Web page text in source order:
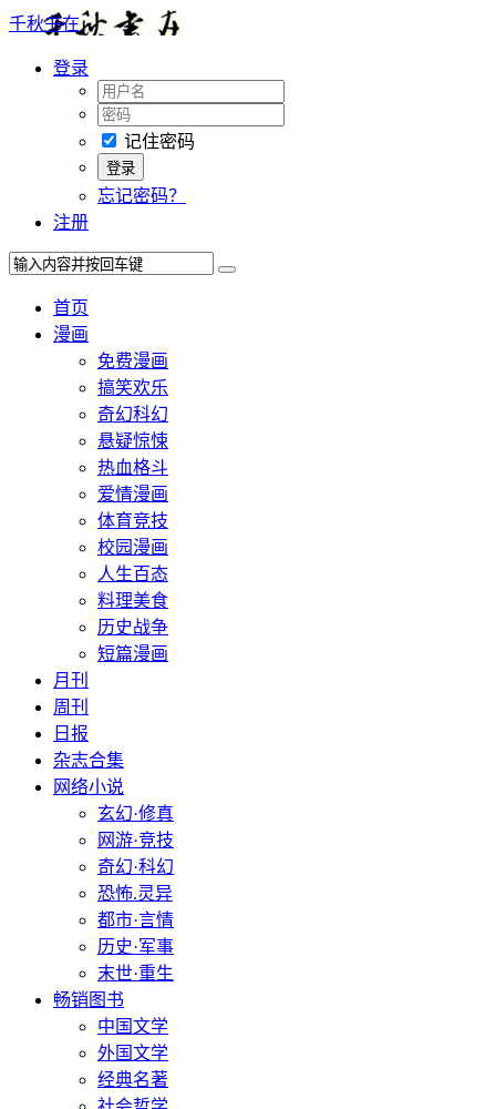
千秋书在
登录
记住密码
忘记密码？
注册
首页
漫画
免费漫画
搞笑欢乐
奇幻科幻
悬疑惊悚
热血格斗
爱情漫画
体育竞技
校园漫画
人生百态
料理美食
历史战争
短篇漫画
月刊
周刊
日报
杂志合集
网络小说
玄幻·修真
网游·竞技
奇幻·科幻
恐怖.灵异
都市·言情
历史·军事
末世·重生
畅销图书
中国文学
外国文学
经典名著